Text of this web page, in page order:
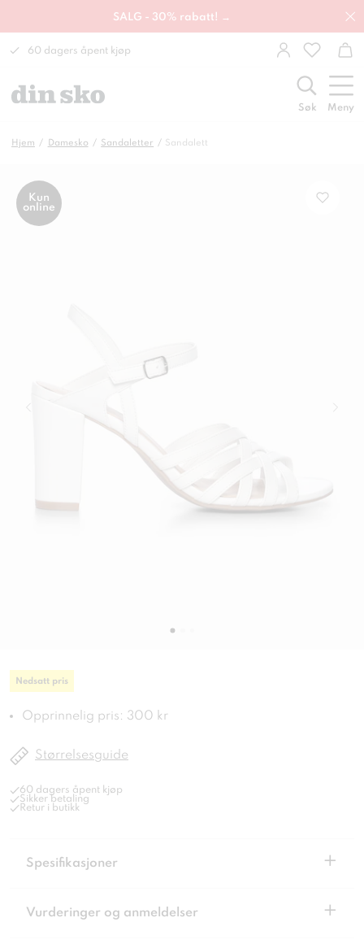
SALG - 30% rabatt! →
60 dagers åpent kjøp
Søk Meny
Hjem Damesko Sandaletter Sandalett
Kun
online
Nedsatt pris
Opprinnelig pris: 300 kr
Størrelsesguide
60 dagers åpent kjøp
Sikker betaling
Retur i butikk
Spesifikasjoner +
Vurderinger og anmeldelser +